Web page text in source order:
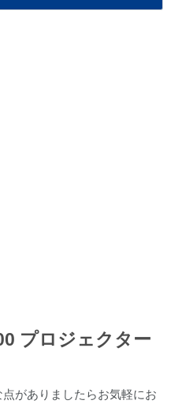
プロジェクター
がありましたらお気軽にお